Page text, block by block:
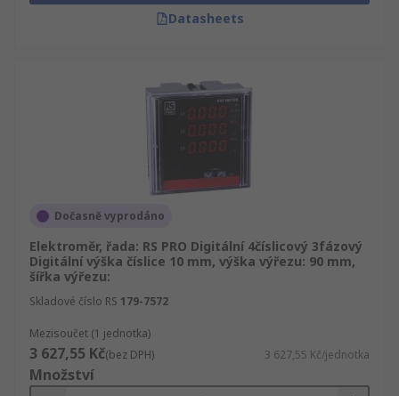
Datasheets
Dočasně vyprodáno
Elektroměr, řada: RS PRO Digitální 4číslicový 3fázový
Digitální výška číslice 10 mm, výška výřezu: 90 mm,
šířka výřezu:
Skladové číslo RS 179-7572
Mezisoučet (1 jednotka)
3 627,55 Kč(bez DPH) 3 627,55 Kč/jednotka
Množství